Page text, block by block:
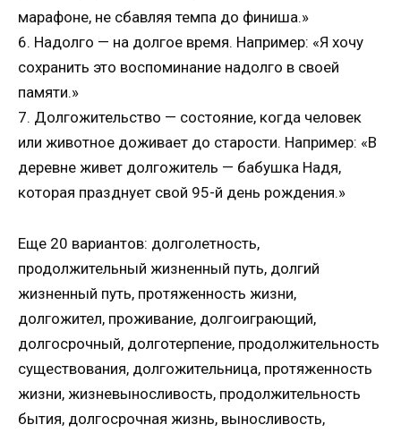
марафоне, не сбавляя темпа до финиша.»
6. Надолго — на долгое время. Например: «Я хочу
сохранить это воспоминание надолго в своей
памяти.»
7. Долгожительство — состояние, когда человек
или животное доживает до старости. Например: «В
деревне живет долгожитель — бабушка Надя,
которая празднует свой 95-й день рождения.»
Еще 20 вариантов: долголетность,
продолжительный жизненный путь, долгий
жизненный путь, протяженность жизни,
долгожител, проживание, долгоиграющий,
долгосрочный, долготерпение, продолжительность
существования, долгожительница, протяженность
жизни, жизневыносливость, продолжительность
бытия, долгосрочная жизнь, выносливость,